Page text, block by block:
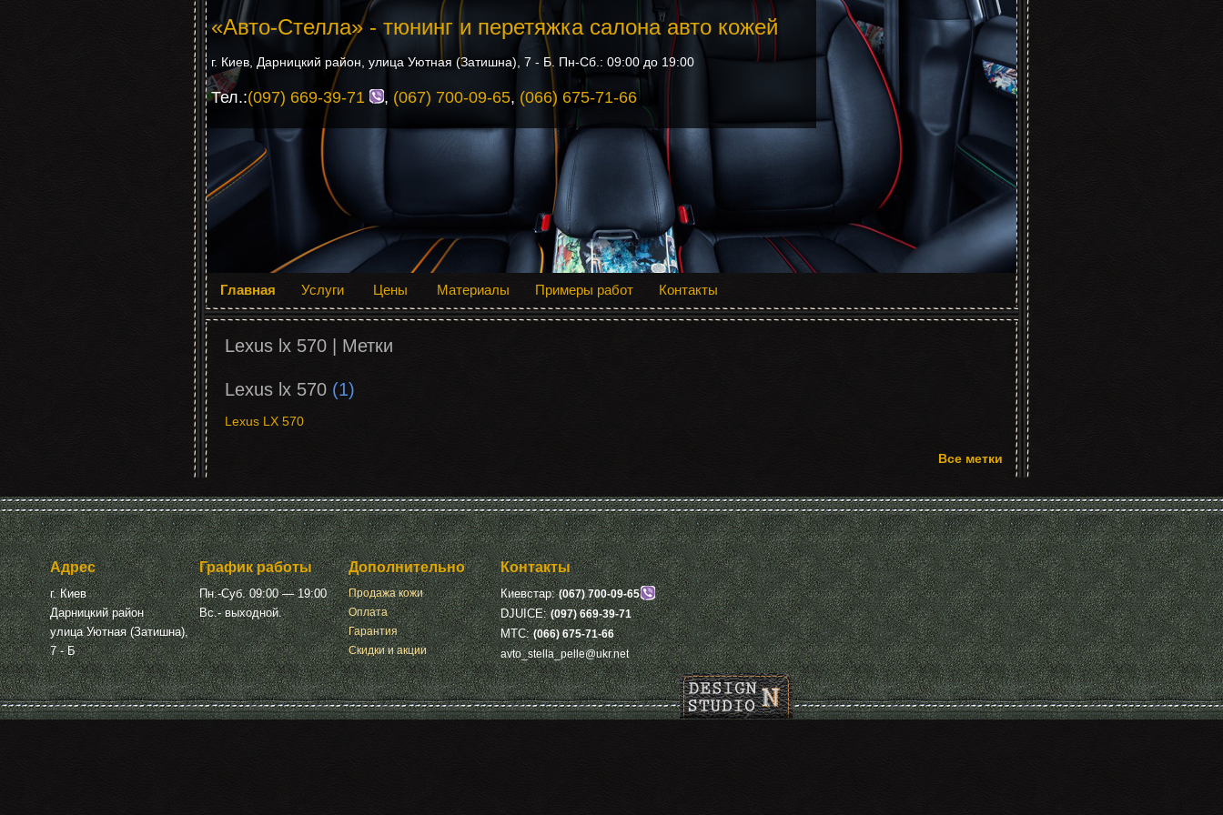
«Авто-Стелла» - тюнинг и перетяжка салона авто кожей
г. Киев, Дарницкий район, улица Уютная (Затишна), 7 - Б. Пн-Сб.: 09:00 до 19:00
Тел.:(097) 669-39-71 , (067) 700-09-65, (066) 675-71-66
Главная Услуги Цены Материалы Примеры работ Контакты
Lexus lx 570 | Метки
Lexus lx 570 1
Lexus LX 570
Адрес
г. Киев
Дарницкий район
улица Уютная (Затишна),
7 - Б
График работы
Пн.-Суб. 09:00 — 19:00
Вс.- выходной.
Дополнительно
Продажа кожи
Оплата
Гарантия
Скидки и акции
Контакты
Киевстар:(067) 700-09-65
DJUICE:(097) 669-39-71
МТС:(066) 675-71-66
avto_stella_pelle@ukr.net